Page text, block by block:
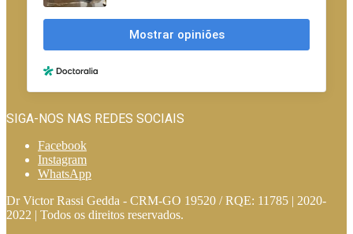
SIGA-NOS NAS REDES SOCIAIS
Facebook
Instagram
WhatsApp
Dr Victor Rassi Gedda - CRM-GO 19520 / RQE: 11785 | 2020-
2022 | Todos os direitos reservados.